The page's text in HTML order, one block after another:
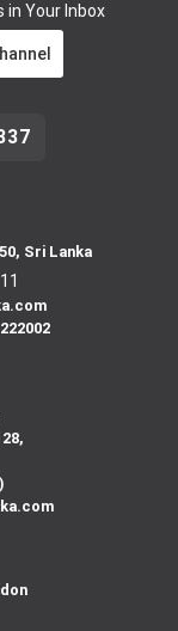
in Your Inbox
Sri Lanka